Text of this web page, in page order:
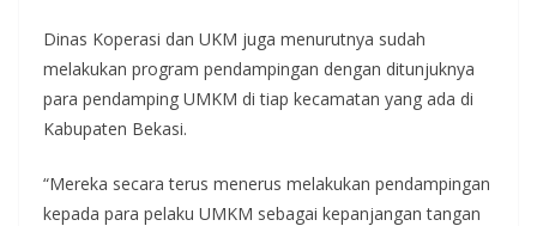
Dinas Koperasi dan UKM juga menurutnya sudah
melakukan program pendampingan dengan ditunjuknya
para pendamping UMKM di tiap kecamatan yang ada di
Kabupaten Bekasi.
“Mereka secara terus menerus melakukan pendampingan
kepada para pelaku UMKM sebagai kepanjangan tangan